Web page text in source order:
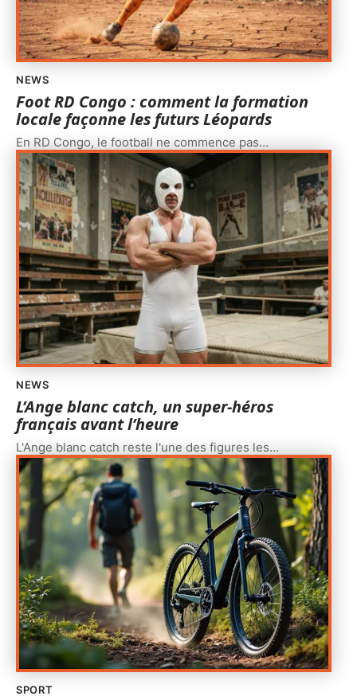
NEWS
Foot RD Congo : comment la formation
locale façonne les futurs Léopards
En RD Congo, le football ne commence pas…
NEWS
L’Ange blanc catch, un super-héros
français avant l’heure
L'Ange blanc catch reste l'une des figures les…
SPORT